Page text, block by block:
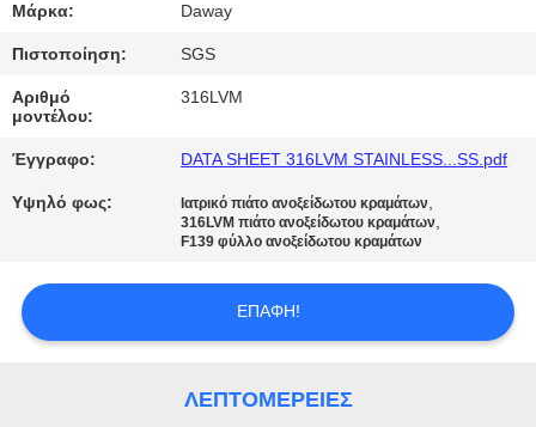
ΜΑΣ
ΕΛΆΤΕ
ΣΕ
ΕΠΑΦΉ
ΜΕ
ΑΠΌΣΠΑΣΜΑ
Μάρκα: Daway
Πιστοποίηση: SGS
Αριθμό
μοντέλου:
316LVM
Έγγραφο: DATA SHEET 316LVM STAINLESS...SS.pdf
Υψηλό φως: Ιατρικό πιάτο ανοξείδωτου κραμάτων,
316LVM πιάτο ανοξείδωτου κραμάτων,
F139 φύλλο ανοξείδωτου κραμάτων
ΕΠΑΦΉ!
ΛΕΠΤΟΜΈΡΕΙΕΣ